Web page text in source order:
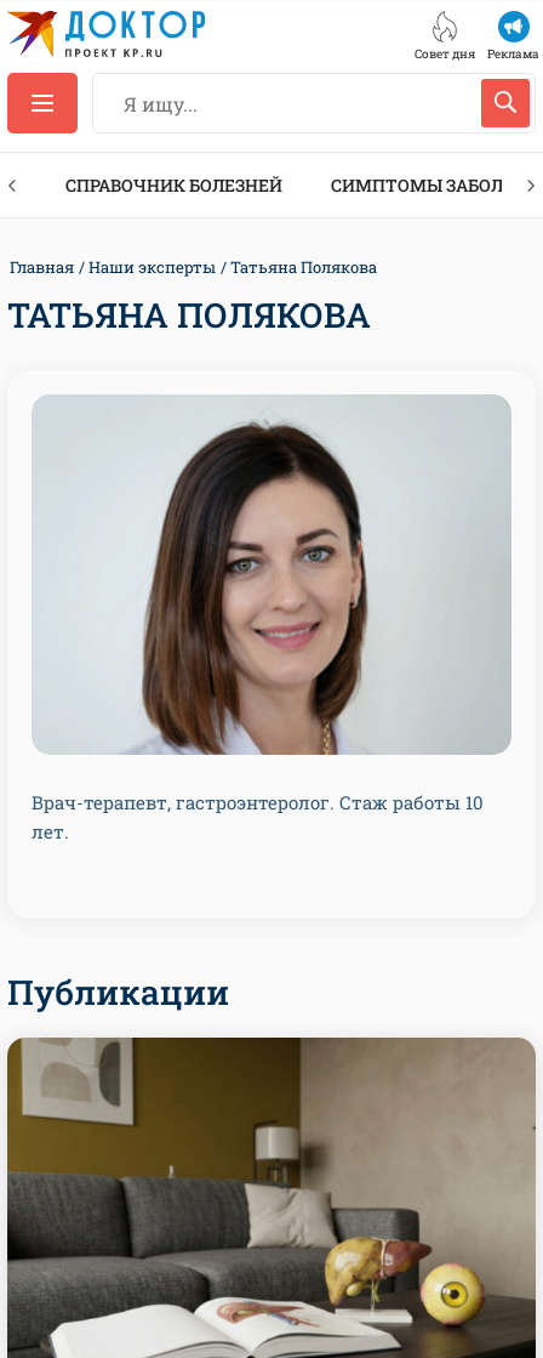
Совет дня Реклама
СПРАВОЧНИК БОЛЕЗНЕЙ СИМПТОМЫ
Главная Наши эксперты Татьяна Полякова
ТАТЬЯНА ПОЛЯКОВА
Врач-терапевт, гастроэнтеролог. Стаж работы 10
лет.
Публикации